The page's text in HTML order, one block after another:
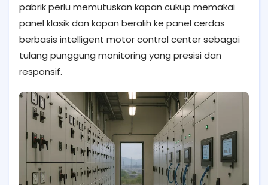
pabrik perlu memutuskan kapan cukup memakai
panel klasik dan kapan beralih ke panel cerdas
berbasis intelligent motor control center sebagai
tulang punggung monitoring yang presisi dan
responsif.